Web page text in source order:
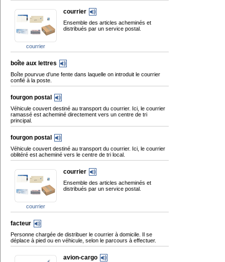
courrier
courrier
Ensemble des articles acheminés et
distribués par un service postal.
boîte aux lettres
Boîte pourvue d’une fente dans laquelle on introduit le courrier
confié à la poste.
fourgon postal
Véhicule couvert destiné au transport du courrier. Ici, le courrier
ramassé est acheminé directement vers un centre de tri
principal.
fourgon postal
Véhicule couvert destiné au transport du courrier. Ici, le courrier
oblitéré est acheminé vers le centre de tri local.
courrier
courrier
Ensemble des articles acheminés et
distribués par un service postal.
facteur
Personne chargée de distribuer le courrier à domicile. Il se
déplace à pied ou en véhicule, selon le parcours à effectuer.
avion-cargo